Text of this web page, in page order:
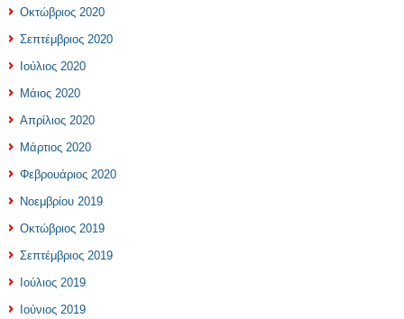
Οκτώβριος 2020
Σεπτέμβριος 2020
Ιούλιος 2020
Μάιος 2020
Απρίλιος 2020
Μάρτιος 2020
Φεβρουάριος 2020
Νοεμβρίου 2019
Οκτώβριος 2019
Σεπτέμβριος 2019
Ιούλιος 2019
Ιούνιος 2019